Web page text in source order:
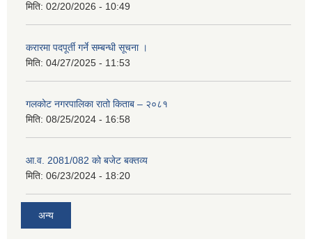
मिति: 02/20/2026 - 10:49
करारमा पदपूर्ती गर्ने सम्बन्धी सूचना ।
मिति: 04/27/2025 - 11:53
गलकोट नगरपालिका रातो किताब – २०८१
मिति: 08/25/2024 - 16:58
आ.व. 2081/082 को बजेट बक्तव्य
मिति: 06/23/2024 - 18:20
अन्य